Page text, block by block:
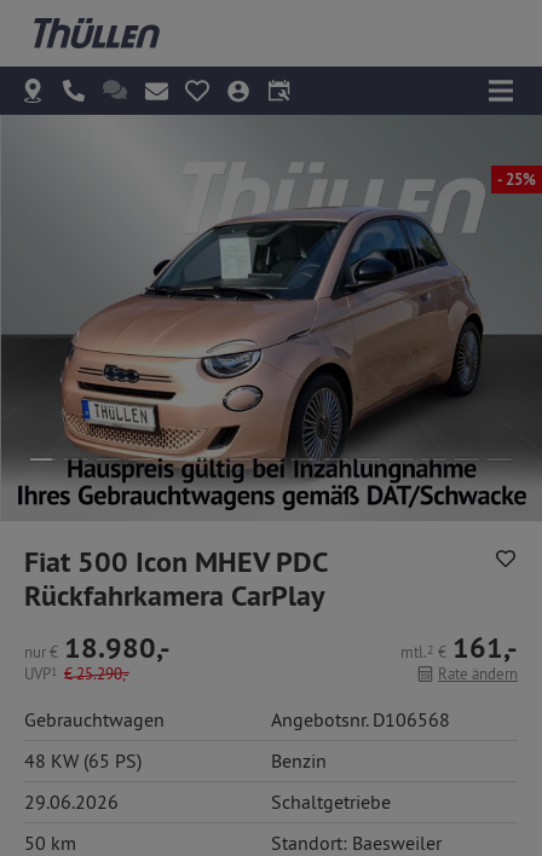
- 25%
Fiat 500 Icon MHEV PDC
Rückfahrkamera CarPlay
nur€ 18.980,-
UVP1 €25.290,-
mtl.2 € 161,-
Rate ändern
Gebrauchtwagen
Angebotsnr. D106568
48 KW (65 PS)
Benzin
29.06.2026
Schaltgetriebe
50 km
Standort: Baesweiler